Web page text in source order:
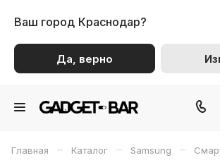
Ваш город Краснодар?
Да, верно
Главная – Каталог – Samsung –